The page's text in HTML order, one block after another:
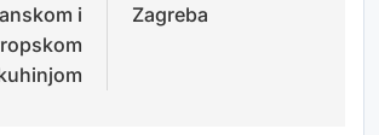
i
Zagreba